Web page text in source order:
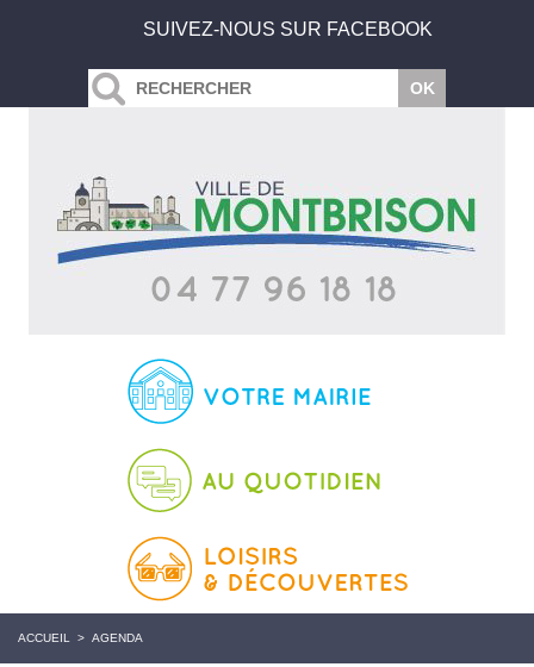
SUIVEZ-NOUS SUR FACEBOOK
ACCUEIL > AGENDA